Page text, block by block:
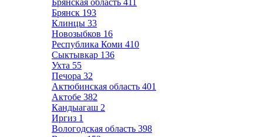
Брянская область 411
Брянск 193
Клинцы 33
Новозыбков 16
Республика Коми 410
Сыктывкар 136
Ухта 55
Печора 32
Актюбинская область 401
Актобе 382
Кандыагаш 2
Иргиз 1
Вологодская область 398